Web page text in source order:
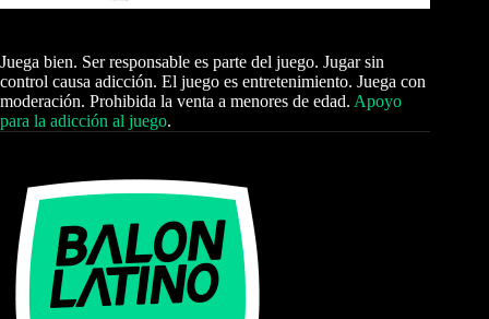
Juega bien. Ser responsable es parte del juego. Jugar sin
control causa adicción. El juego es entretenimiento. Juega con
moderación. Prohibida la venta a menores de edad. Apoyo
para la adicción al juego.